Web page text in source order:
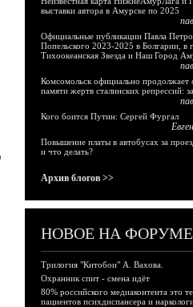
выставки автора в Амурске по 2025
Официальные публикации Павла
Попельского 2023-2025 в Болгарии, в
Тихоокеанская Звезда и Наш Город
Комсомольск официально продолжает
памяти жертв сталинских репрессий:
Кого боится Путин: Сергей Фургал
Повышение платы в автобусах за
и что делать?
Архив блогов >>
НОВОЕ НА ФОРУМЕ
Трилогия "Китобои" А. Вахова.
Охранник спит - смена идёт
80% российского медиаконтента это
пациентов психдиспансера и